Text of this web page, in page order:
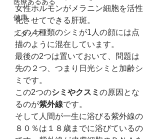
健康
スタッフ
女性ホルモンがメラニン細胞を活性
化させてできる肝斑。
この４種類のシミが1人の顔には点
描のように混在しています。
最後の2つは置いておいて、問題は
先の２つ、つまり日光シミと加齢シ
ミです。
この2つのシミやクスミ の原因とな
るのが紫外線です。
そして人間が一生に浴びる紫外線の
８０％は１８歳までに浴びているの